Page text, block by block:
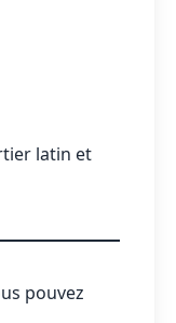
latin et
pouvez